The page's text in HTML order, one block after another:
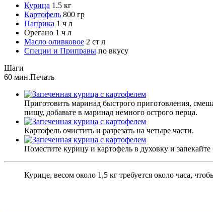
Курица 1.5 кг
Картофель 800 гр
Паприка 1 ч л
Орегано 1 ч л
Масло оливковое 2 ст л
Специи и Приправы по вкусу
Шаги
60 мин.Печать
Приготовить маринад быстрого приготовления,
пищу, добавьте в маринад немного острого перца.
Картофель очистить и разрезать на четыре части.
Поместите курицу и картофель в духовку и
Курице, весом около 1,5 кг требуется около часа,